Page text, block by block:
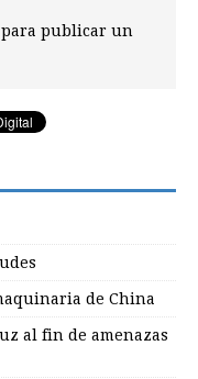
para publicar un
de China
al fin de amenazas